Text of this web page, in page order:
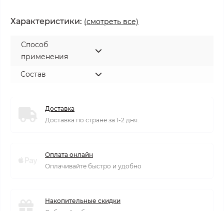
Характеристики: (смотреть все)
Способ
применения
Состав
Доставка
Доставка по стране за 1-2 дня.
Оплата онлайн
Оплачивайте быстро и удобно
Накопительные скидки